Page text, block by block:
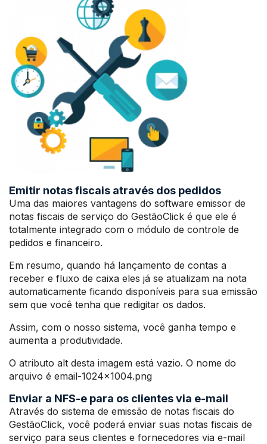
Emitir notas fiscais através dos pedidos
Uma das maiores vantagens do software emissor de
notas fiscais de serviço do GestãoClick é que ele é
totalmente integrado com o módulo de controle de
pedidos e financeiro.
Em resumo, quando há lançamento de contas a
receber e fluxo de caixa eles já se atualizam na nota
automaticamente ficando disponíveis para sua emissão
sem que você tenha que redigitar os dados.
Assim, com o nosso sistema, você ganha tempo e
aumenta a produtividade.
O atributo alt desta imagem está vazio. O nome do
arquivo é email-1024×1004.png
Enviar a NFS-e para os clientes via e-mail
Através do sistema de emissão de notas fiscais do
GestãoClick, você poderá enviar suas notas fiscais de
serviço para seus clientes e fornecedores via e-mail